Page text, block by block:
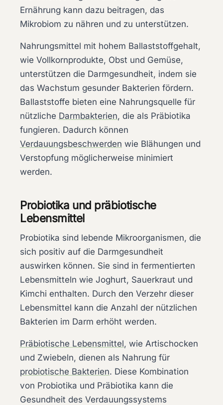
Ernährung kann dazu beitragen, das
Mikrobiom zu nähren und zu unterstützen.
Nahrungsmittel mit hohem Ballaststoffgehalt,
wie Vollkornprodukte, Obst und Gemüse,
unterstützen die Darmgesundheit, indem sie
das Wachstum gesunder Bakterien fördern.
Ballaststoffe bieten eine Nahrungsquelle für
nützliche Darmbakterien, die als Präbiotika
fungieren. Dadurch können
Verdauungsbeschwerden wie Blähungen und
Verstopfung möglicherweise minimiert
werden.
Probiotika und präbiotische
Lebensmittel
Probiotika sind lebende Mikroorganismen, die
sich positiv auf die Darmgesundheit
auswirken können. Sie sind in fermentierten
Lebensmitteln wie Joghurt, Sauerkraut und
Kimchi enthalten. Durch den Verzehr dieser
Lebensmittel kann die Anzahl der nützlichen
Bakterien im Darm erhöht werden.
Präbiotische Lebensmittel, wie Artischocken
und Zwiebeln, dienen als Nahrung für
probiotische Bakterien. Diese Kombination
von Probiotika und Präbiotika kann die
Gesundheit des Verdauungssystems